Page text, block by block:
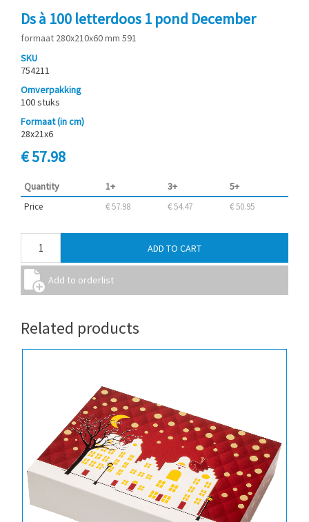
Ds à 100 letterdoos 1 pond December
formaat 280x210x60 mm 591
SKU
754211
Omverpakking
100 stuks
Formaat (in cm)
28x21x6
€ 57.98
Quantity 1+ 3+ 5+
Price € 57.98 € 54.47 € 50.95
Related products